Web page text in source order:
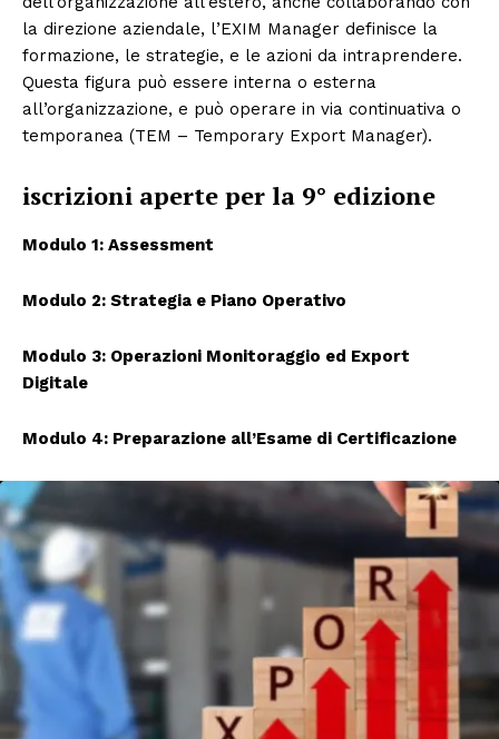
la direzione aziendale, l’EXIM Manager definisce la
formazione, le strategie, e le azioni da intraprendere.
Questa figura può essere interna o esterna
all’organizzazione, e può operare in via continuativa o
temporanea (TEM – Temporary Export Manager).
iscrizioni aperte per la 9° edizione
Modulo 1: Assessment
Modulo 2: Strategia e Piano Operativo
Modulo 3: Operazioni Monitoraggio ed Export
Digitale
Modulo 4: Preparazione all’Esame di Certificazione